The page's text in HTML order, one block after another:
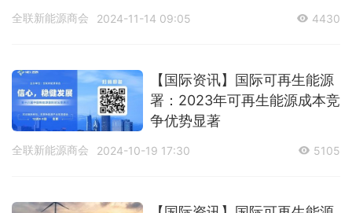
全联新能源商会 2024-11-14 09:05 4430
【国际资讯】国际可再生能源
署：2023年可再生能源成本竞
争优势显著
全联新能源商会 2024-10-19 17:30 5105